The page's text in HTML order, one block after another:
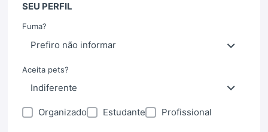
SEU PERFIL
Fuma?
Aceita pets?
Organizado Estudante Profissional